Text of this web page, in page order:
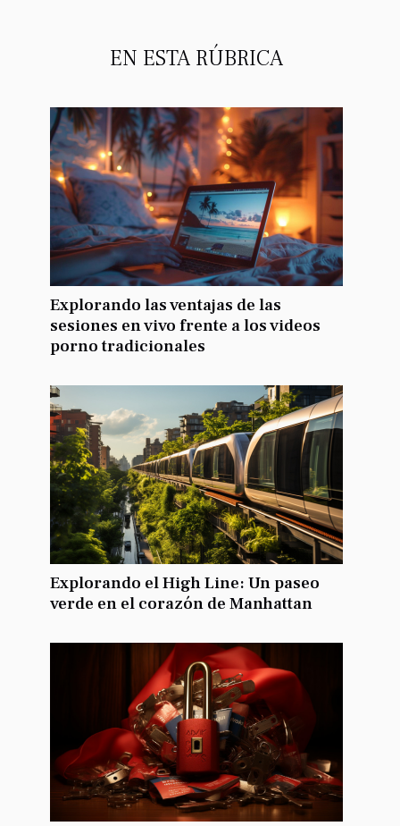
EN ESTA RÚBRICA
Explorando las ventajas de las
sesiones en vivo frente a los videos
porno tradicionales
Explorando el High Line: Un paseo
verde en el corazón de Manhattan